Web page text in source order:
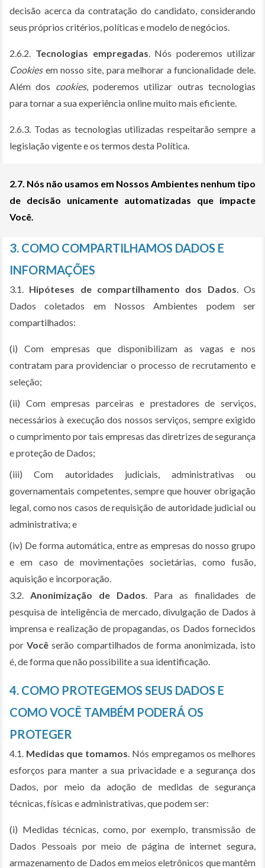
decisão acerca da contratação do candidato, considerando
seus próprios critérios, políticas e modelo de negócios.
2.6.2. Tecnologias empregadas. Nós poderemos utilizar
Cookiesem nosso site, para melhorar a funcionalidade dele.
Além dos cookies, poderemos utilizar outras tecnologias
para tornar a sua experiência online muito mais eficiente.
2.6.3. Todas as tecnologias utilizadas respeitarão sempre a
legislação vigente e os termos desta Política.
2.7. Nós não usamos em Nossos Ambientes nenhum tipo
de decisão unicamente automatizadas que impacte
Você.
3. COMO COMPARTILHAMOS DADOS E
INFORMAÇÕES
3.1. Hipóteses de compartilhamento dos Dados . Os
Dados coletados em Nossos Ambientes podem ser
compartilhados:
(i) Com empresas que disponibilizam as vagas e nos
contratam para providenciar o processo de recrutamento e
seleção;
(ii) Com empresas parceiras e prestadores de serviços,
necessários à execução dos nossos serviços, sempre exigido
o cumprimento por tais empresas das diretrizes de segurança
e proteção de Dados;
(iii) Com autoridades judiciais, administrativas ou
governamentais competentes, sempre que houver obrigação
legal, como nos casos de requisição de autoridade judicial ou
administrativa; e
(iv) De forma automática, entre as empresas do nosso grupo
e em caso de movimentações societárias, como fusão,
aquisição e incorporação.
3.2. Anonimização de Dados . Para as finalidades de
pesquisa de inteligência de mercado, divulgação de Dados à
imprensa e realização de propagandas, os Dados fornecidos
por Vocêserão compartilhados de forma anonimizada, isto
é, de forma que não possibilite a sua identificação.
4. COMO PROTEGEMOS SEUS DADOS E
COMO VOCÊ TAMBÉM PODERÁ OS
PROTEGER
4.1. Medidas que tomamos . Nós empregamos os melhores
esforços para manter a sua privacidade e a segurança dos
Dados, por meio da adoção de medidas de segurança
técnicas, físicas e administrativas, que podem ser:
(i) Medidas técnicas, como, por exemplo, transmissão de
Dados Pessoais por meio de página de internet segura,
armazenamento de Dados em meios eletrônicos que mantêm